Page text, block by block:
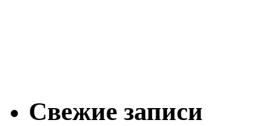
Свежие записи